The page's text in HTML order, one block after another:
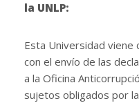
la UNLP:
Esta Universidad viene
con el envío de las
a la Oficina
sujetos obligados por